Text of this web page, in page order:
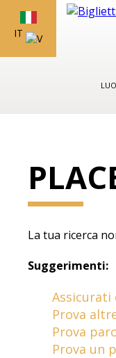
IT
La tua ricerca
Suggerimenti:
Prova
Prova
Prova un